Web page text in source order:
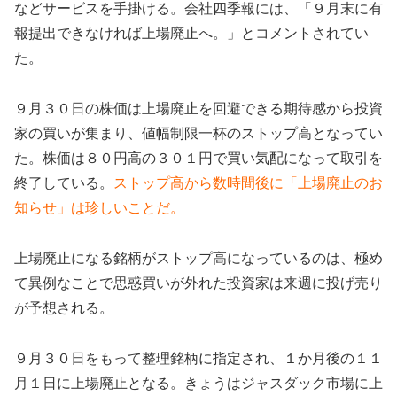
などサービスを手掛ける。会社四季報には、「９月末に有
報提出できなければ上場廃止へ。」とコメントされてい
た。
９月３０日の株価は上場廃止を回避できる期待感から投資
家の買いが集まり、値幅制限一杯のストップ高となってい
た。株価は８０円高の３０１円で買い気配になって取引を
終了している。
ストップ高から数時間後に「上場廃止のお
知らせ」は珍しいことだ。
上場廃止になる銘柄がストップ高になっているのは、極め
て異例なことで思惑買いが外れた投資家は来週に投げ売り
が予想される。
９月３０日をもって整理銘柄に指定され、１か月後の１１
月１日に上場廃止となる。きょうはジャスダック市場に上